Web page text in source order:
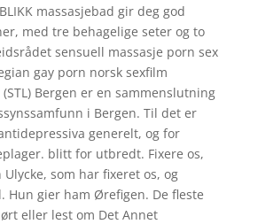
massasjebad gir deg god
med tre behagelige seter og to
sensuell massasje porn sex
gay porn norsk sexfilm
Bergen er en sammenslutning
i Bergen. Til det er
generelt, og for
blitt for utbredt. Fixere os,
som har fixeret os, og
Hun gier ham Ørefigen. De fleste
eller lest om Det Annet